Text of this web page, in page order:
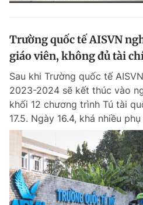
Trường quốc tế AISVN
giáo viên, không đủ tài
Sau khi Trường quốc tế
2023-2024 sẽ kết thúc vào
khối 12 chương trình Tú tài
17.5. Ngày 16.4, khá nhiều